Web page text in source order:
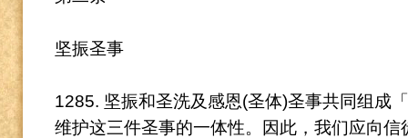
坚振圣事
1285. 坚振和圣洗及感恩(圣体)圣事共同组成
维护这三件圣事的一体性。
因此，我们应向